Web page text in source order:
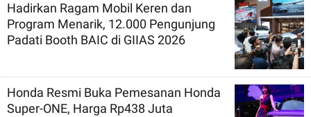
Hadirkan Ragam Mobil Keren dan
Program Menarik, 12.000 Pengunjung
Padati Booth BAIC di GIIAS 2026
Honda Resmi Buka Pemesanan Honda
Super-ONE, Harga Rp438 Juta